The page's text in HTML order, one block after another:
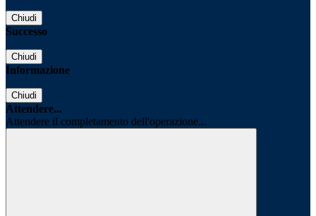
Chiudi
Successo
Chiudi
Informazione
Chiudi
Attendere...
Attendere il completamento dell'operazione...